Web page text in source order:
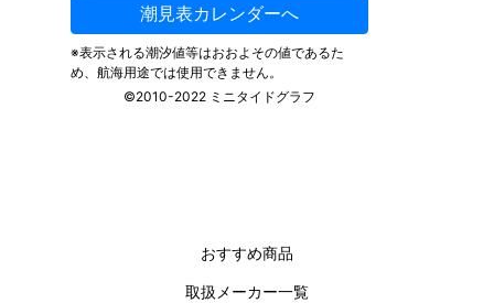
おすすめ商品
取扱メーカー一覧